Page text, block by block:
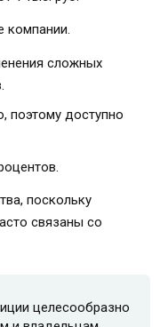
компании.
сложных
поэтому доступно
поскольку
связаны со
целесообразно